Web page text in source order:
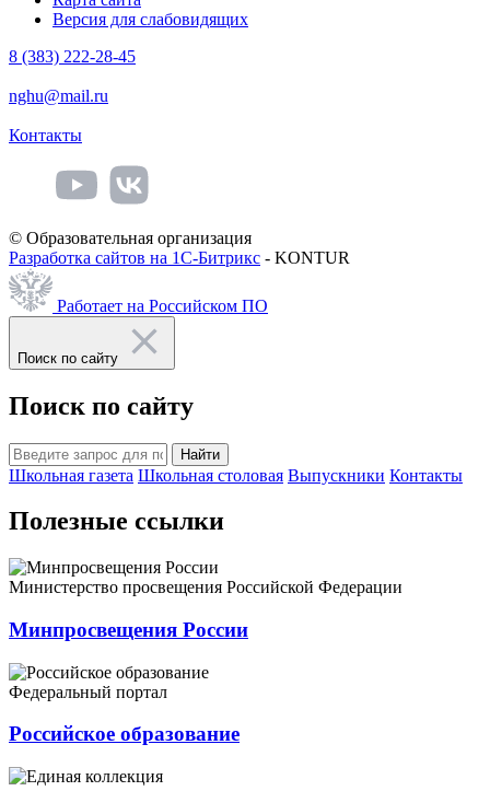
Версия для слабовидящих
8 (383) 222-28-45
nghu@mail.ru
Контакты
© Образовательная организация
Разработка сайтов на 1С-Битрикс - KONTUR
Работает на Российском ПО
Поиск по сайту
Поиск по сайту
Найти
Школьная газета Школьная столовая Выпускники Контакты
Полезные ссылки
Министерство просвещения Российской Федерации
Минпросвещения России
Федеральный портал
Российское образование